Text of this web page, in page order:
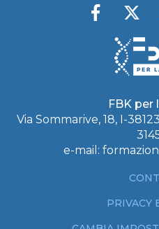
FBK per
Via Sommarive, 18, I-
e-mail:
PRIVACY